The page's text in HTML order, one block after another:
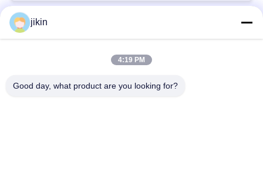
求
し
さ
ムレスパイプ
目が無い管
jikin
4:19 PM
Good day, what product are you looking for?